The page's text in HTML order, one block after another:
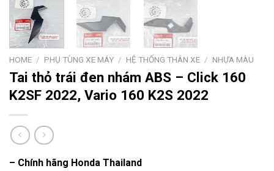
HOME / PHỤ TÙNG XE MÁY / HỆ THỐNG THÂN XE / NHỰA MÀU
Tai thỏ trái đen nhám ABS – Click 160
K2SF 2022, Vario 160 K2S 2022
– Chính hãng Honda Thailand